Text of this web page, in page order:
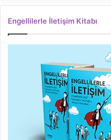
Engellilerle İletişim Kitabı